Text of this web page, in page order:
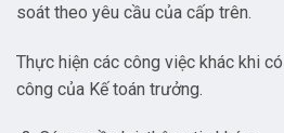
soát theo yêu cầu của cấp trên.
Thực hiện các công việc khác khi
công của Kế toán trưởng.